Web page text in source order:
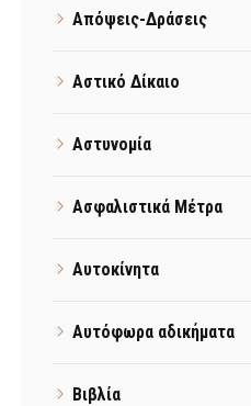
Απόψεις-Δράσεις
Αστικό Δίκαιο
Αστυνομία
Ασφαλιστικά Μέτρα
Αυτοκίνητα
Αυτόφωρα αδικήματα
Βιβλία